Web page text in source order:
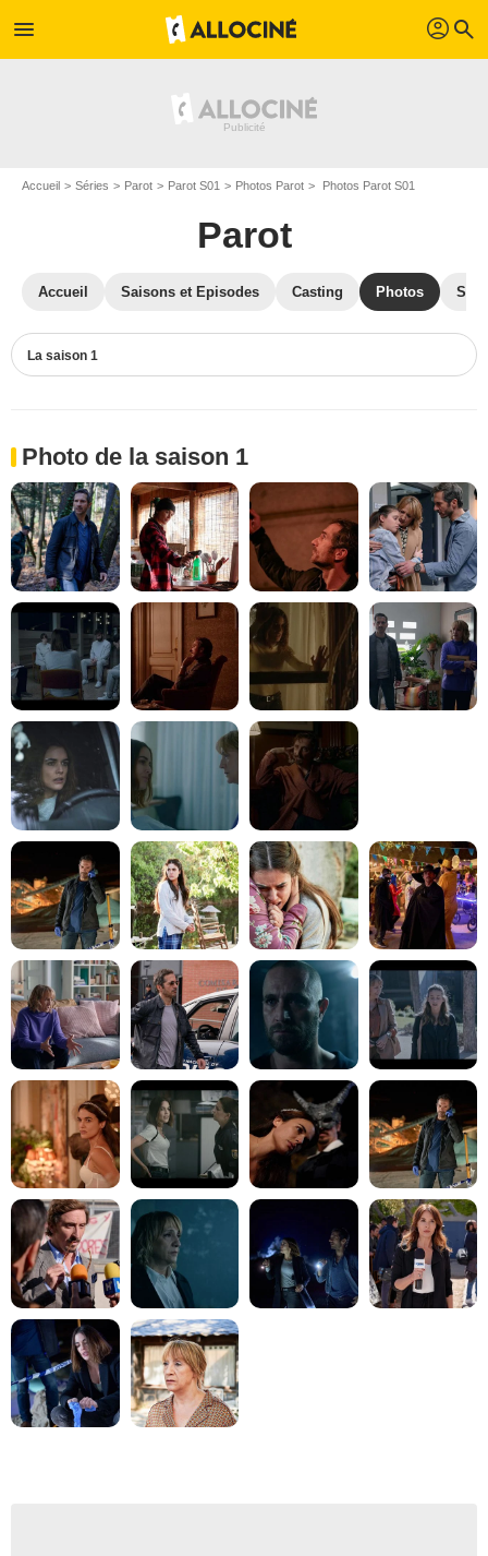
menu profil search
Accueil Séries Parot Parot S01 Photos Parot Photos Parot S01
Parot
Accueil Saisons et Episodes Casting Photos
La saison 1
Photo de la saison 1